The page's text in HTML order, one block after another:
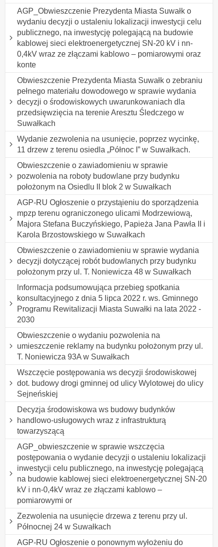
AGP_Obwieszczenie Prezydenta Miasta Suwałk o
wydaniu decyzji o ustaleniu lokalizacji inwestycji celu
publicznego, na inwestycję polegającą na budowie
kablowej sieci elektroenergetycznej SN-20 kV i nn-
0,4kV wraz ze złączami kablowo – pomiarowymi oraz
konte
Obwieszczenie Prezydenta Miasta Suwałk o zebraniu
pełnego materiału dowodowego w sprawie wydania
decyzji o środowiskowych uwarunkowaniach dla
przedsięwzięcia na terenie Aresztu Śledczego w
Suwałkach
Wydanie zezwolenia na usunięcie, poprzez wycinkę,
11 drzew z terenu osiedla „Północ I” w Suwałkach.
Obwieszczenie o zawiadomieniu w sprawie
pozwolenia na roboty budowlane przy budynku
położonym na Osiedlu II blok 2 w Suwałkach
AGP-RU Ogłoszenie o przystąieniu do sporządzenia
mpzp terenu ograniczonego ulicami Modrzewiową,
Majora Stefana Buczyńskiego, Papieża Jana Pawła II i
Karola Brzostowskiego w Suwałkach
Obwieszczenie o zawiadomieniu w sprawie wydania
decyzji dotyczącej robót budowlanych przy budynku
położonym przy ul. T. Noniewicza 48 w Suwałkach
lnformacja podsumowująca przebieg spotkania
konsultacyjnego z dnia 5 lipca 2022 r. ws. Gminnego
Programu Rewitalizacji Miasta Suwałki na lata 2022 -
2030
Obwieszczenie o wydaniu pozwolenia na
umieszczenie reklamy na budynku położonym przy ul.
T. Noniewicza 93A w Suwałkach
Wszczęcie postępowania ws decyzji środowiskowej
dot. budowy drogi gminnej od ulicy Wylotowej do ulicy
Sejneńskiej
Decyzja środowiskowa ws budowy budynków
handlowo-usługowych wraz z infrastrukturą
towarzyszącą
AGP_obwieszczenie w sprawie wszczęcia
postępowania o wydanie decyzji o ustaleniu lokalizacji
inwestycji celu publicznego, na inwestycję polegającą
na budowie kablowej sieci elektroenergetycznej SN-20
kV i nn-0,4kV wraz ze złączami kablowo –
pomiarowymi or
Zezwolenia na usunięcie drzewa z terenu przy ul.
Północnej 24 w Suwałkach
AGP-RU Ogłoszenie o ponownym wyłożeniu do